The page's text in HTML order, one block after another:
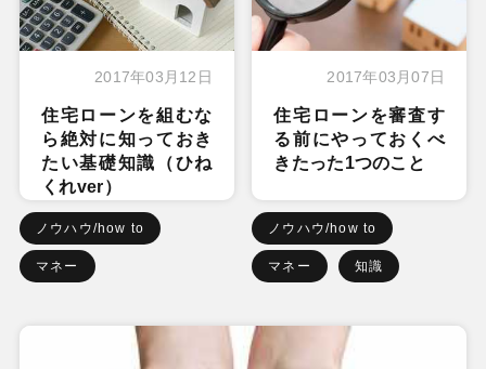
2017年03月12日
住宅ローンを組むな
ら絶対に知っておき
たい基礎知識（ひね
くれver）
ノウハウ/how to
マネー
2017年03月07日
住宅ローンを審査す
る前にやっておくべ
きたった1つのこと
ノウハウ/how to
マネー 知識